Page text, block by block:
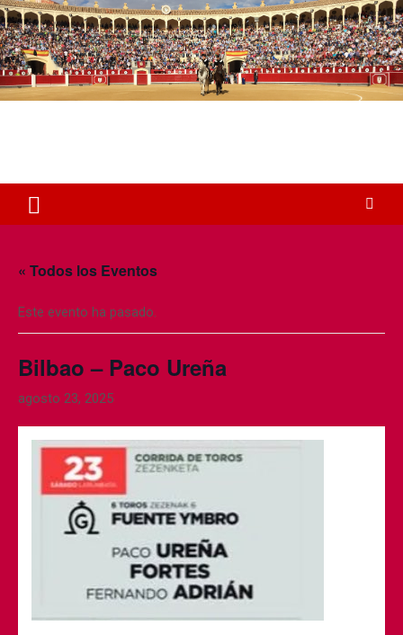
S
a
l
t
a
r
« Todos los Eventos
Este evento ha pasado.
Bilbao – Paco Ureña
agosto 23, 2025